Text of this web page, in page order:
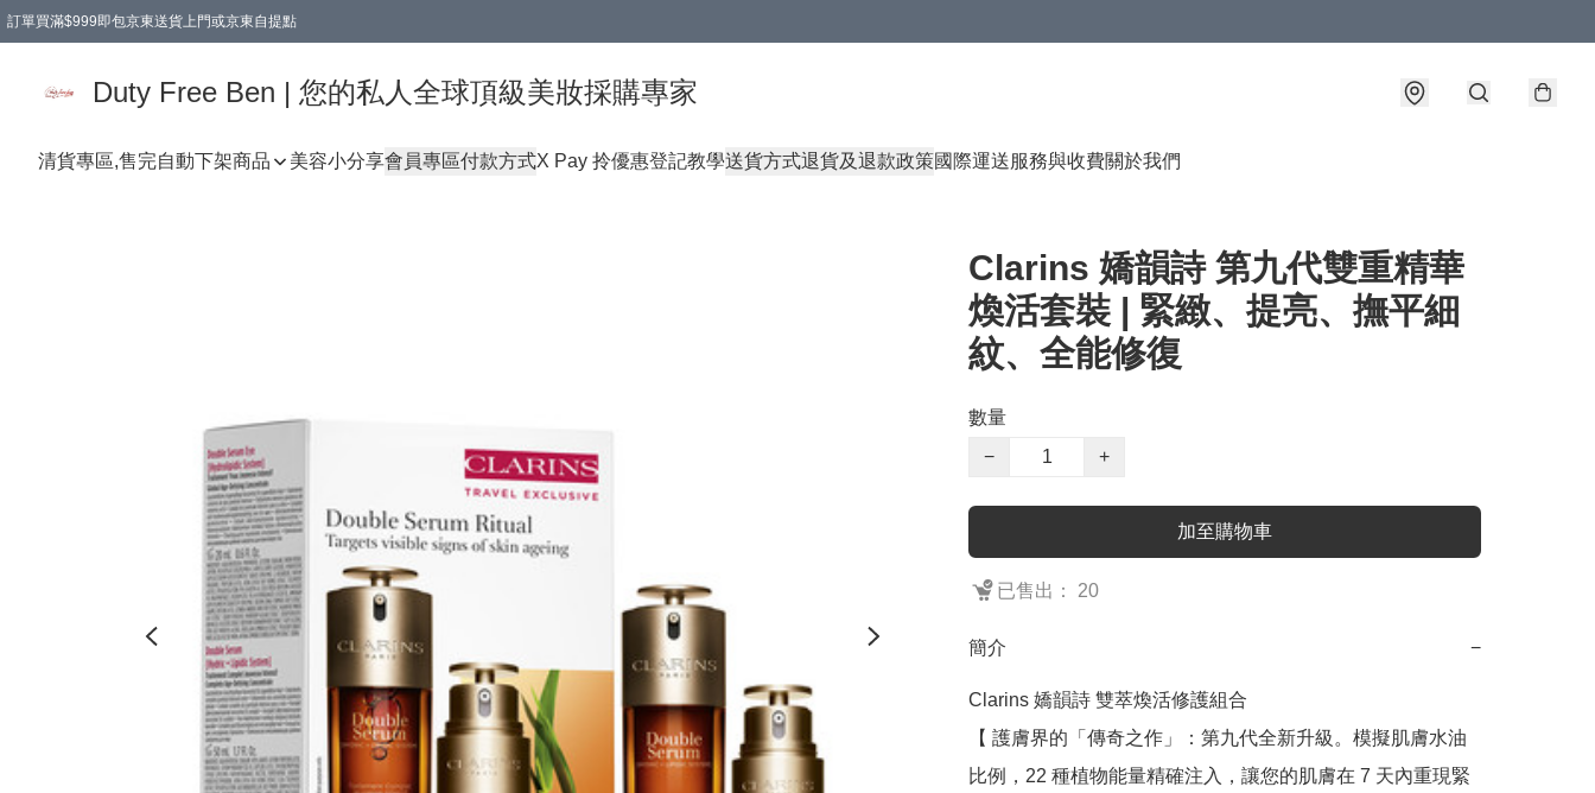
訂單買滿$999即包京東送貨上門或京東自提點
Duty Free Ben | 您的私人全球頂級美妝採購專家
清貨專區,售完自動下架商品 美容小分享會員專區付款方式X Pay 拎優惠登記教學送貨方式退貨及退款政策國際運送服務與收費關於我們
Clarins 嬌韻詩 第九代雙重精華
煥活套裝 | 緊緻、提亮、撫平細
紋、全能修復
數量
−
+
加至購物車
已售出： 20
簡介 −
Clarins 嬌韻詩 雙萃煥活修護組合
【 護膚界的「傳奇之作」：第九代全新升級。模擬肌膚水油
比例，22 種植物能量精確注入，讓您的肌膚在 7 天內重現緊